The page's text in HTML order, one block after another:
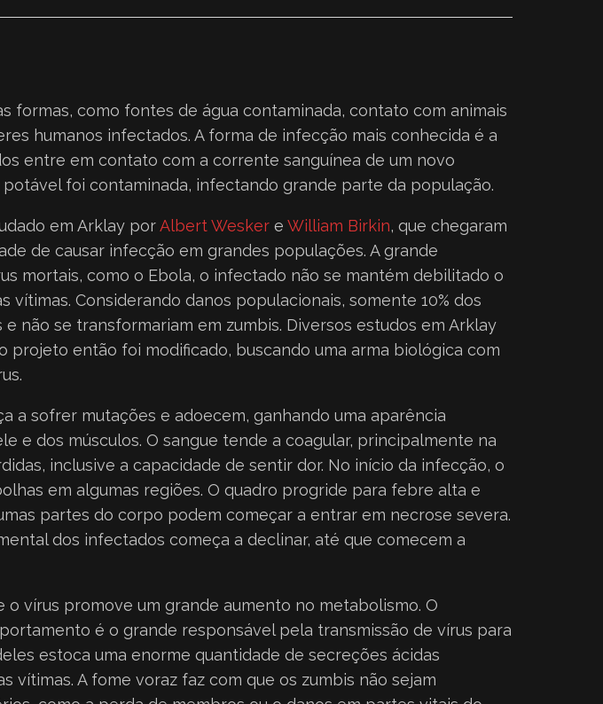
formas, como fontes de água contaminada, contato com animais
humanos infectados. A forma de infecção mais conhecida é a
entre em contato com a corrente sanguínea de um novo
potável foi contaminada, infectando grande parte da população.
em Arklay porAlbert Wesker e William Birkin, que chegaram
de causar infecção em grandes populações. A grande
mortais, como o Ebola, o infectado não se mantém debilitado o
Considerando danos populacionais, somente 10% dos
não se transformariam em zumbis. Diversos estudos em Arklay
projeto então foi modificado, buscando uma arma biológica com
a sofrer mutações e adoecem, ganhando uma aparência
e dos músculos. O sangue tende a coagular, principalmente na
inclusive a capacidade de sentir dor. No início da infecção, o
em algumas regiões. O quadro progride para febre alta e
partes do corpo podem começar a entrar em necrose severa.
dos infectados começa a declinar, até que comecem a
vírus promove um grande aumento no metabolismo. O
é o grande responsável pela transmissão de vírus para
estoca uma enorme quantidade de secreções ácidas
vítimas. A fome voraz faz com que os zumbis não sejam